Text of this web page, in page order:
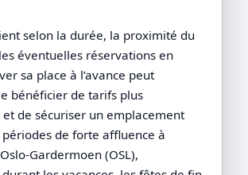
selon la durée, la proximité du
éventuelles réservations en
sa place à l’avance peut
bénéficier de tarifs plus
de sécuriser un emplacement
de forte affluence à
Gardermoen (OSL),